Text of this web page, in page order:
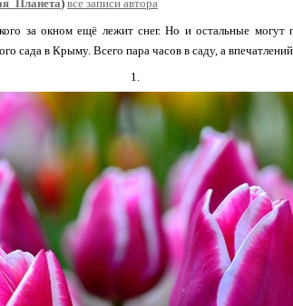
) все записи автора
за окном ещё лежит снег. Но и остальные могут
сада в Крыму. Всего пара часов в саду, а
1.